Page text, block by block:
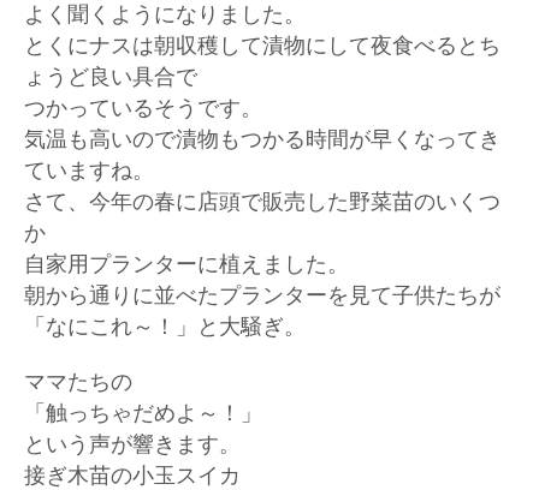
よく聞くようになりました。
とくにナスは朝収穫して漬物にして夜食べるとち
ょうど良い具合で
つかっているそうです。
気温も高いので漬物もつかる時間が早くなってき
ていますね。
さて、今年の春に店頭で販売した野菜苗のいくつ
か
自家用プランターに植えました。
朝から通りに並べたプランターを見て子供たちが
「なにこれ～！」と大騒ぎ。
ママたちの
「触っちゃだめよ～！」
という声が響きます。
接ぎ木苗の小玉スイカ